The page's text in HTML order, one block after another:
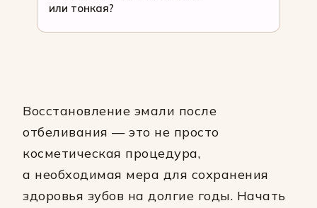
или тонкая?
Восстановление эмали после
отбеливания — это не просто
косметическая процедура,
а необходимая мера для сохранения
здоровья зубов на долгие годы. Начать